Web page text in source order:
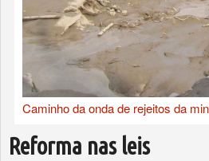
Caminho da onda de rejeitos da
Reforma nas leis